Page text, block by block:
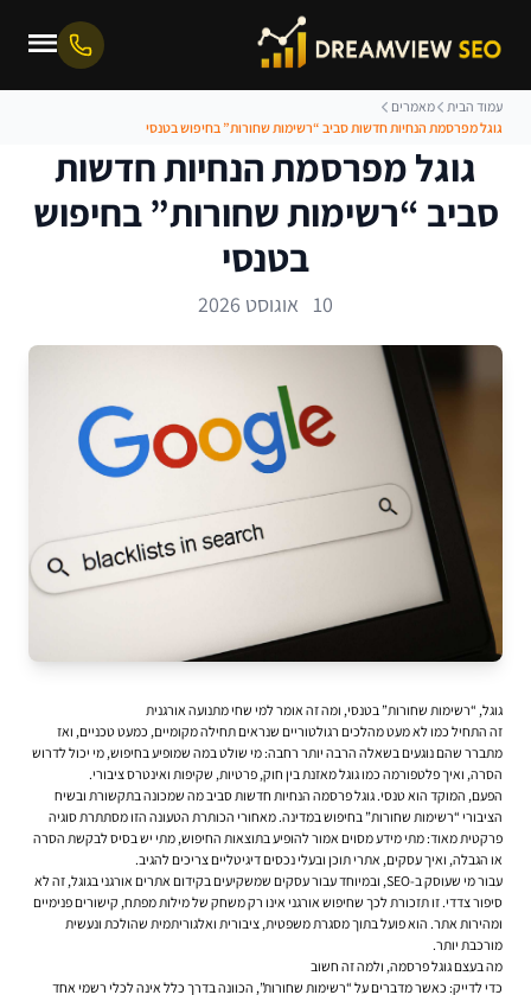
עמוד הבית
מאמרים
גוגל מפרסמת הנחיות חדשות סביב “רשימות שחורות” בחיפוש בטנסי
גוגל מפרסמת הנחיות חדשות
סביב “רשימות שחורות” בחיפוש
בטנסי
10 אוגוסט 2026
גוגל, “רשימות שחורות” בטנסי, ומה זה אומר למי שחי מתנועה אורגנית
זה התחיל כמו לא מעט מהלכים רגולטוריים שנראים תחילה מקומיים, כמעט טכניים, ואז
מתברר שהם נוגעים בשאלה הרבה יותר רחבה: מי שולט במה שמופיע בחיפוש, מי יכול לדרוש
הסרה, ואיך פלטפורמה כמו גוגל מאזנת בין חוק, פרטיות, שקיפות ואינטרס ציבורי.
הפעם, המוקד הוא טנסי. גוגל פרסמה הנחיות חדשות סביב מה שמכונה בתקשורת ובשיח
הציבורי “רשימות שחורות” בחיפוש במדינה. מאחורי הכותרת הטעונה הזו מסתתרת סוגיה
פרקטית מאוד: מתי מידע מסוים אמור להופיע בתוצאות החיפוש, מתי יש בסיס לבקשת הסרה
או הגבלה, ואיך עסקים, אתרי תוכן ובעלי נכסים דיגיטליים צריכים להגיב.
עבור מי שעוסק ב-SEO, ובמיוחד עבור עסקים שמשקיעים ב
קידום אתרים אורגני בגוגל, זה לא
סיפור צדדי. זו תזכורת לכך שחיפוש אורגני אינו רק משחק של מילות מפתח, קישורים פנימיים
ומהירות אתר. הוא פועל בתוך מסגרת משפטית, ציבורית ואלגוריתמית שהולכת ונעשית
מורכבת יותר.
מה בעצם גוגל פרסמה, ולמה זה חשוב
כדי לדייק: כאשר מדברים על “רשימות שחורות”, הכוונה בדרך כלל אינה לכלי רשמי אחד